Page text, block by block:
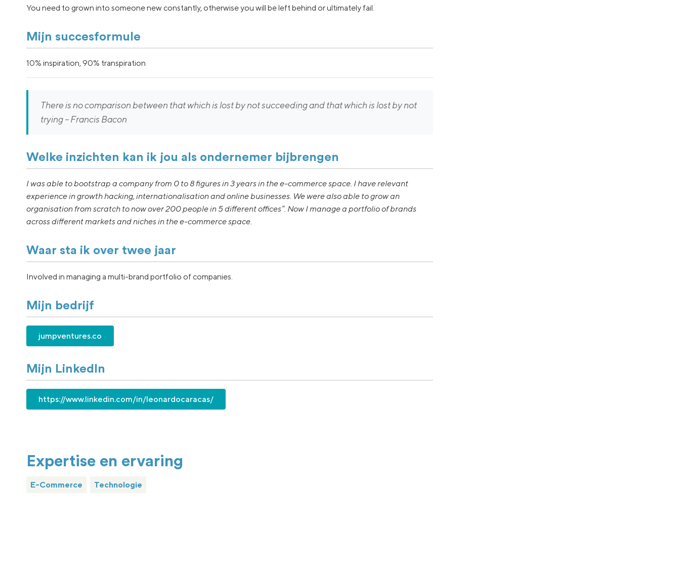
You need to grown into someone new constantly, otherwise you will be left behind or ultimately fail.
Mijn succesformule
10% inspiration, 90% transpiration
There is no comparison between that which is lost by not succeeding and that which is lost by not
trying – Francis Bacon
Welke inzichten kan ik jou als ondernemer bijbrengen
I was able to bootstrap a company from 0 to 8 figures in 3 years in the e-commerce space. I have relevant
experience in growth hacking, internationalisation and online businesses. We were also able to grow an
organisation from scratch to now over 200 people in 5 different offices”. Now I manage a portfolio of brands
across different markets and niches in the e-commerce space.
Waar sta ik over twee jaar
Involved in managing a multi-brand portfolio of companies.
Mijn bedrijf
jumpventures.co
Mijn LinkedIn
https://www.linkedin.com/in/leonardocaracas/
Expertise en ervaring
E-Commerce Technologie